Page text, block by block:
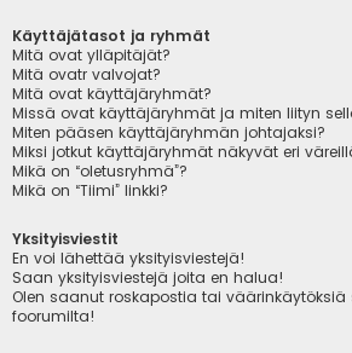
Käyttäjätasot ja ryhmät
Mitä ovat ylläpitäjät?
Mitä ovatr valvojat?
Mitä ovat käyttäjäryhmät?
Missä ovat käyttäjäryhmät ja miten liityn
Miten pääsen käyttäjäryhmän johtajaksi?
Miksi jotkut käyttäjäryhmät näkyvät eri
Mikä on “oletusryhmä”?
Mikä on “Tiimi” linkki?
Yksityisviestit
En voi lähettää yksityisviestejä!
Saan yksityisviestejä joita en halua!
Olen saanut roskapostia tai
foorumilta!